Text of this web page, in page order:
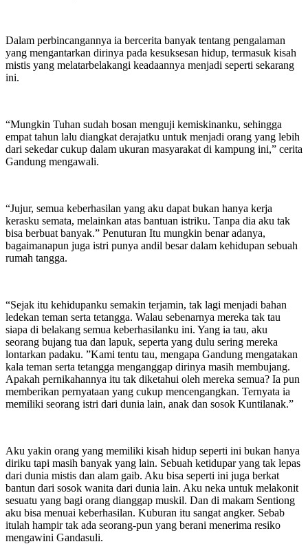
Dalam perbincangannya ia bercerita banyak tentang pengalaman
yang mengantarkan dirinya pada kesuksesan hidup, termasuk kisah
mistis yang melatarbelakangi keadaannya menjadi seperti sekarang
ini.
“Mungkin Tuhan sudah bosan menguji kemiskinanku, sehingga
empat tahun lalu diangkat derajatku untuk menjadi orang yang lebih
dari sekedar cukup dalam ukuran masyarakat di kampung ini,” cerita
Gandung mengawali.
“Jujur, semua keberhasilan yang aku dapat bukan hanya kerja
kerasku semata, melainkan atas bantuan istriku. Tanpa dia aku tak
bisa berbuat banyak.” Penuturan Itu mungkin benar adanya,
bagaimanapun juga istri punya andil besar dalam kehidupan sebuah
rumah tangga.
“Sejak itu kehidupanku semakin terjamin, tak lagi menjadi bahan
ledekan teman serta tetangga. Walau sebenarnya mereka tak tau
siapa di belakang semua keberhasilanku ini. Yang ia tau, aku
seorang bujang tua dan lapuk, seperta yang dulu sering mereka
lontarkan padaku. ”Kami tentu tau, mengapa Gandung mengatakan
kala teman serta tetangga menganggap dirinya masih membujang.
Apakah pernikahannya itu tak diketahui oleh mereka semua? Ia pun
memberikan pernyataan yang cukup mencengangkan. Ternyata ia
memiliki seorang istri dari dunia lain, anak dan sosok Kuntilanak.”
Aku yakin orang yang memiliki kisah hidup seperti ini bukan hanya
diriku tapi masih banyak yang lain. Sebuah ketidupar yang tak lepas
dari dunia mistis dan alam gaib. Aku bisa seperti ini juga berkat
bantun dari sosok wanita dari dunia lain. Aku neka untuk melakonit
sesuatu yang bagi orang dianggap muskil. Dan di makam Sentiong
aku bisa menuai keberhasilan. Kuburan itu sangat angker. Sebab
itulah hampir tak ada seorang-pun yang berani menerima resiko
mengawini Gandasuli.